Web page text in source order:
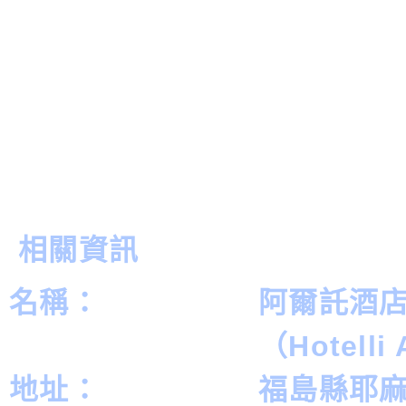
相關資訊
名稱：
阿爾託酒
（Hotelli
地址：
福島縣耶